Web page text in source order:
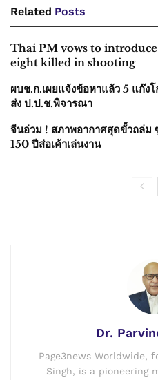
Related Posts
Thai PM vows to
eight killed in shooting
ผบช.ก.เผยแจ้งข้อหาแล้ว 5 แก๊ง
ส่ง ป.ป.ช.พิจารณา
จีนอ่วม ! สภาพอากาศสุดขั้วถล่ม
150 ปีส่อเค้าเล่นงาน
Dr.
Page3news Worldwide,
Singh, is a pioneering